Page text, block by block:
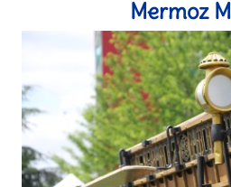
Mermoz